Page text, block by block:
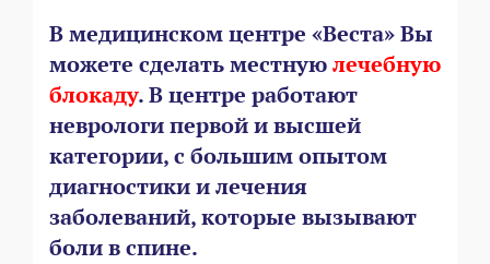
В медицинском центре «Веста» Вы
можете сделать местнуюлечебную
блокаду. В центре работают
неврологи первой и высшей
категории, с большим опытом
диагностики и лечения
заболеваний, которые вызывают
боли в спине.